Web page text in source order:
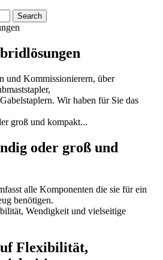
und Kommissionierern, über
Wir haben für Sie das
oder groß und
alle Komponenten die sie für ein
benötigen.
Flexibilität,